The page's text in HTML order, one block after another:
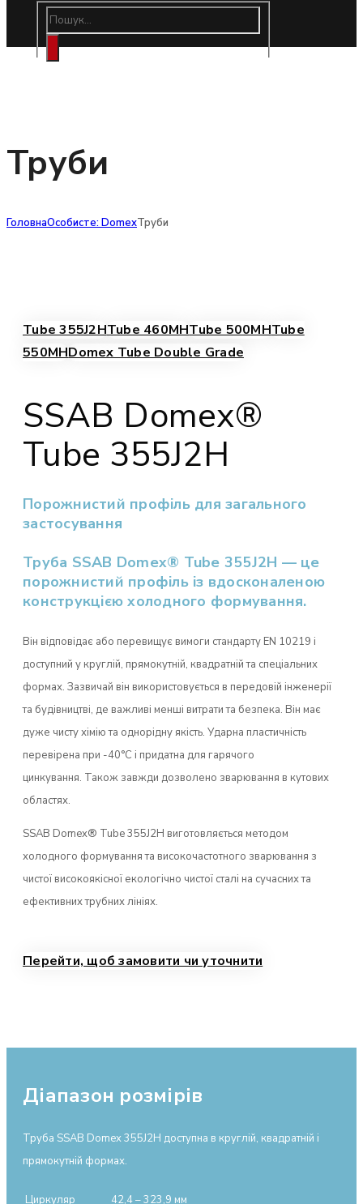
Труби
ГоловнаОсобисте: DomexТруби
Tube 355J2HTube 460MHTube 500MHTube
550MHDomex Tube Double Grade
SSAB Domex®
Tube 355J2H
Порожнистий профіль для загального
застосування
Труба SSAB Domex® Tube 355J2H — це
порожнистий профіль із вдосконаленою
конструкцією холодного формування.
Він відповідає або перевищує вимоги стандарту EN 10219 і
доступний у круглій, прямокутній, квадратній та спеціальних
формах. Зазвичай він використовується в передовій інженерії
та будівництві, де важливі менші витрати та безпека. Він має
дуже чисту хімію та однорідну якість. Ударна пластичність
перевірена при -40°C і придатна для гарячого
цинкування. Також завжди дозволено зварювання в кутових
областях.
SSAB Domex® Tube 355J2H виготовляється методом
холодного формування та високочастотного зварювання з
чистої високоякісної екологічно чистої сталі на сучасних та
ефективних трубних лініях.
Перейти, щоб замовити чи уточнити
Діапазон розмірів
Труба SSAB Domex 355J2H доступна в круглій, квадратній і
прямокутній формах.
Циркуляр 42,4 – 323,9 мм